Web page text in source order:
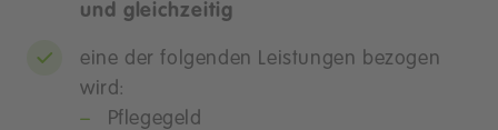
und gleichzeitig
eine der folgenden Leistungen bezogen
wird:
Pflegegeld